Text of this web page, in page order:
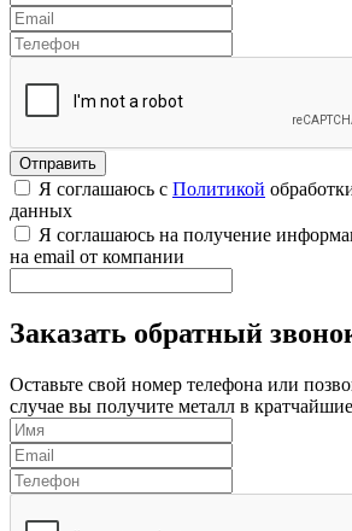
Я соглашаюсь с Политикой
данных
Я соглашаюсь на получение
на email от компании
Заказать обратный
Оставьте свой номер телефона или
случае вы получите металл в